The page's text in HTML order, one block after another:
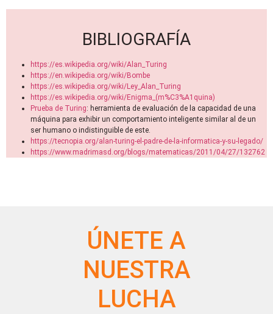
BIBLIOGRAFÍA
https://es.wikipedia.org/wiki/Alan_Turing
https://en.wikipedia.org/wiki/Bombe
https://es.wikipedia.org/wiki/Ley_Alan_Turing
https://es.wikipedia.org/wiki/Enigma_(m%C3%A1quina)
Prueba de Turing: herramienta de evaluación de la capacidad de una
máquina para exhibir un comportamiento inteligente similar al de un
ser humano o indistinguible de este.
https://tecnopia.org/alan-turing-el-padre-de-la-informatica-y-su-legado/
https://www.madrimasd.org/blogs/matematicas/2011/04/27/132762
ÚNETE A
NUESTRA
LUCHA